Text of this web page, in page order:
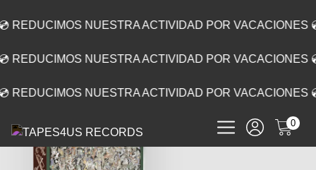
REDUCIMOS NUESTRA ACTIVIDAD POR VACACIONES
REDUCIMOS NUESTRA ACTIVIDAD POR VACACIONES
REDUCIMOS NUESTRA ACTIVIDAD POR VACACIONES
0